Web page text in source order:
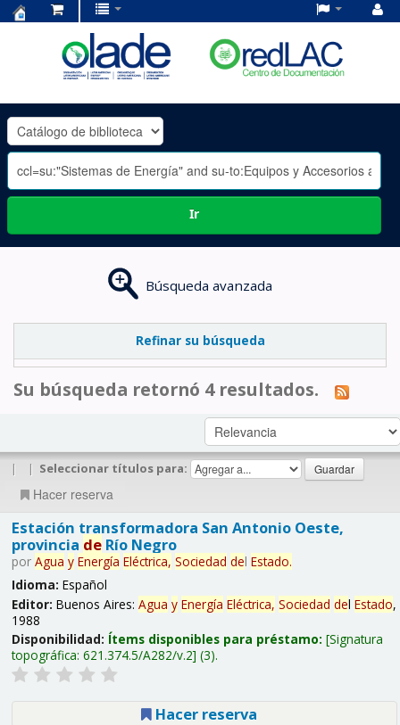
OLADE
-
Ir
Búsqueda avanzada
Refinar su búsqueda
Su búsqueda retornó 4 resultados.
| | Seleccionar títulos para:
Hacer reserva
Estación transformadora San Antonio Oeste,
provincia deRío Negro
por Agua y Energía Eléctrica, Sociedad del Estado.
Idioma: Español
Editor: Buenos Aires: Agua y Energía Eléctrica, Sociedad del Estado,
1988
Disponibilidad: Ítems disponibles para préstamo: Signatura
topográfica: 621.374.5/A282/v.2 (3).
Hacer reserva